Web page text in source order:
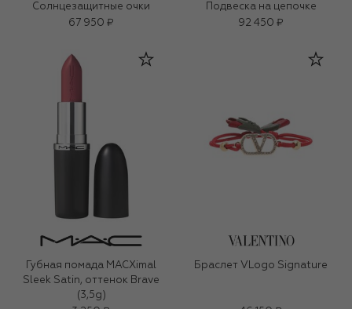
Солнцезащитные очки
67 950 ₽
Подвеска на цепочке
92 450 ₽
Губная помада MACXimal
Sleek Satin, оттенок Brave
(3,5g)
Браслет VLogo Signature